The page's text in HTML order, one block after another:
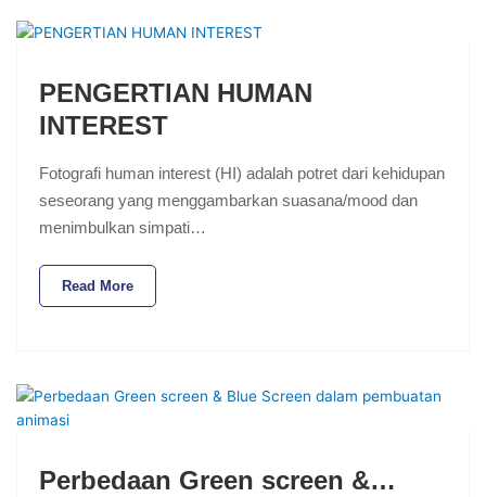
PENGERTIAN HUMAN
INTEREST
Fotografi human interest (HI) adalah potret dari kehidupan
seseorang yang menggambarkan suasana/mood dan
menimbulkan simpati…
Read More
Perbedaan Green screen &…